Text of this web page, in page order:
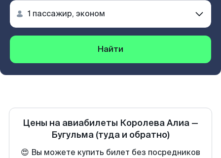
Найти
Цены на авиабилеты Королева Алиа —
Бугульма (туда и обратно)
😍 Вы можете купить билет без посредников